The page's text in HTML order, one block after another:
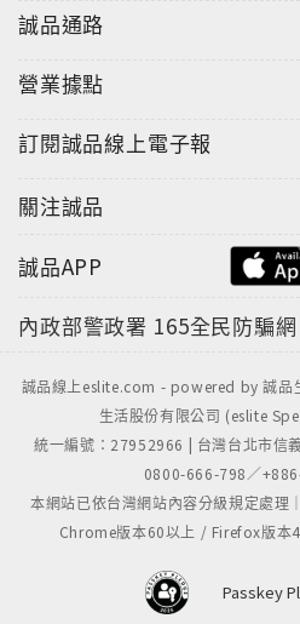
書亦可做為備課用的資料。我
書。
人體在保持固定體位、靜止不
了許多能促進體內流動持續進
兩項重點，持之以恆，相信沒
住幾個重點，組合起來實行，
與速度，讓精神更集中，達到
的，若用錯方法反覆練習，很
書中有不懂的地方，一定要詢
師。願這本書能帶領你更愉快
誠品通路
營業據點
訂閱誠品線上電子報
關注誠品
誠品APP
內政部警政署 165全民防騙網
誠品線上eslite.com - powered by 誠品
生活股份有限公司 (eslite
統一編號：27952966 | 台灣台北市信
0800-666-798／
本網站已依台灣網站內容分級規定處
Chrome版本60以上 / Firefox版
Passkey